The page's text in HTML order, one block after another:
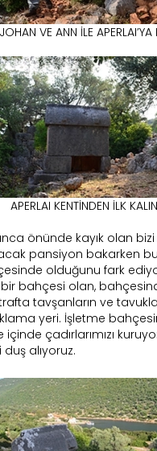
JOHAN VE ANN İLE
APERLAI KENTİNDEN İLK
önünde kayık olan
pansiyon bakarken
olduğunu fark
bahçesi olan,
tavşanların ve
yeri. İşletme
çadırlarımızı
alıyoruz.